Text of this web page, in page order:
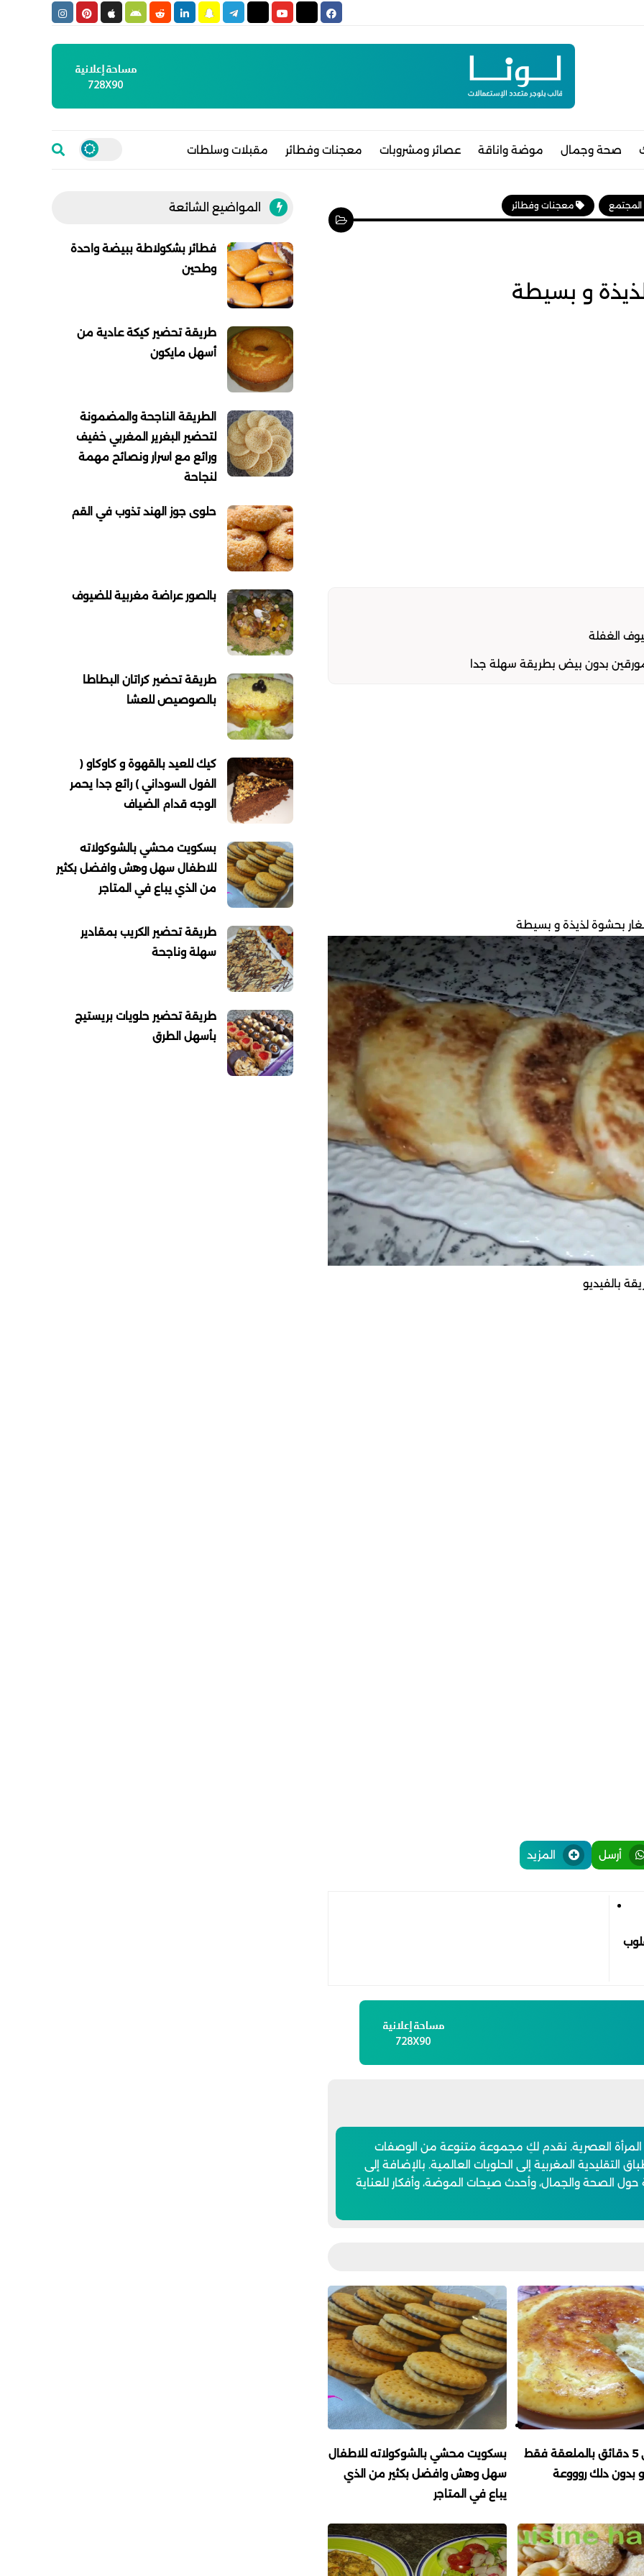
صحة وجمال موضة واناقة عصائر ومشروبات معجنات وفطائر مقبلات وسلطات
المجتمع معجنات وفطائر
و بسيطة
الغفلة
بدون بيض بطريقة سهلة جدا
بحشوة لذيذة و بسيطة
بالفيديو
أرسل المزيد
المرأة العصرية. نقدم لكِ مجموعة متنوعة من الوصفات
التقليدية المغربية إلى الحلويات العالمية. بالإضافة إلى
الصحة والجمال، وأحدث صيحات الموضة، وأفكار للعناية
خبز الدار في 5 دقائق بالملعقة فقط
بدون دلك روووعة
بسكويت محشي بالشوكولاته للاطفال
سهل وهش وافضل بكثير من الذي
يباع في المتاجر
المواضيع الشائعة
فطائر بشكولاطة ببيضة واحدة
وطحين
طريقة تحضير كيكة عادية من
أسهل مايكون
الطريقة الناجحة والمضمونة
لتحضير البغرير المغربي خفيف
ورائع مع اسرار ونصائح مهمة
لنجاحة
حلوى جوز الهند تذوب في القم
بالصور عراضة مغربية للضيوف
طريقة تحضير كراتان البطاطا
بالصوصيص للعشا
كيك للعيد بالقهوة و كاوكاو (
الفول السوداني ) رائع جدا يحمر
الوجه قدام الضياف
بسكويت محشي بالشوكولاته
للاطفال سهل وهش وافضل بكثير
من الذي يباع في المتاجر
طريقة تحضير الكريب بمقادير
سهلة وناجحة
طريقة تحضير حلويات بريستيج
بأسهل الطرق